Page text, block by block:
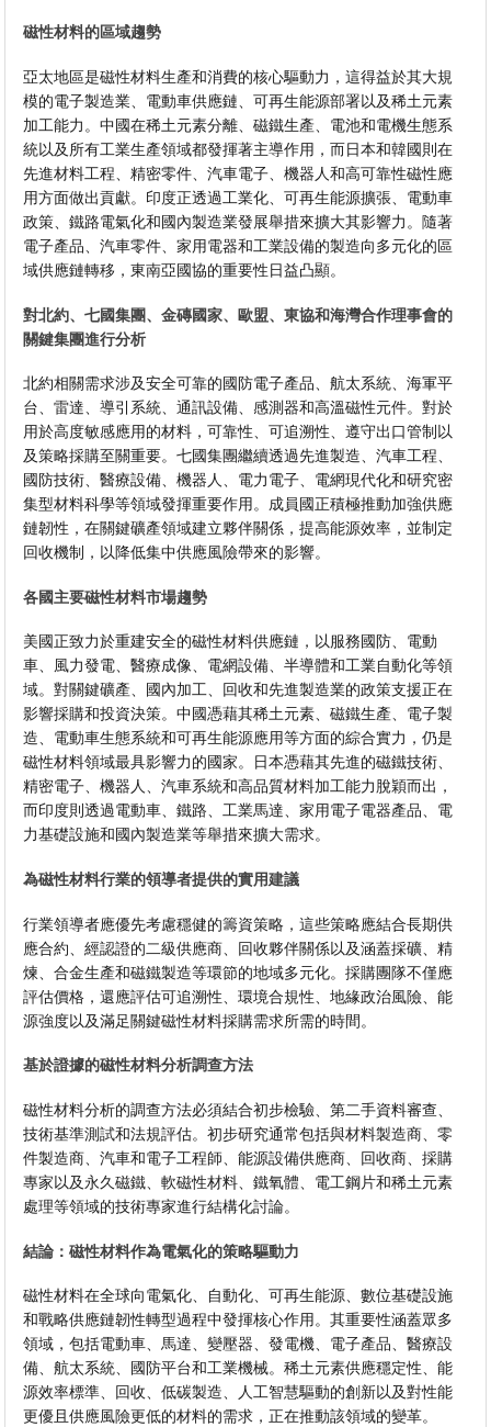
磁性材料的區域趨勢
亞太地區是磁性材料生產和消費的核心驅動力，這得益於其大規
模的電子製造業、電動車供應鏈、可再生能源部署以及稀土元素
加工能力。中國在稀土元素分離、磁鐵生產、電池和電機生態系
統以及所有工業生產領域都發揮著主導作用，而日本和韓國則在
先進材料工程、精密零件、汽車電子、機器人和高可靠性磁性應
用方面做出貢獻。印度正透過工業化、可再生能源擴張、電動車
政策、鐵路電氣化和國內製造業發展舉措來擴大其影響力。隨著
電子產品、汽車零件、家用電器和工業設備的製造向多元化的區
域供應鏈轉移，東南亞國協的重要性日益凸顯。
對北約、七國集團、金磚國家、歐盟、東協和海灣合作理事會的
關鍵集團進行分析
北約相關需求涉及安全可靠的國防電子產品、航太系統、海軍平
台、雷達、導引系統、通訊設備、感測器和高溫磁性元件。對於
用於高度敏感應用的材料，可靠性、可追溯性、遵守出口管制以
及策略採購至關重要。七國集團繼續透過先進製造、汽車工程、
國防技術、醫療設備、機器人、電力電子、電網現代化和研究密
集型材料科學等領域發揮重要作用。成員國正積極推動加強供應
鏈韌性，在關鍵礦產領域建立夥伴關係，提高能源效率，並制定
回收機制，以降低集中供應風險帶來的影響。
各國主要磁性材料市場趨勢
美國正致力於重建安全的磁性材料供應鏈，以服務國防、電動
車、風力發電、醫療成像、電網設備、半導體和工業自動化等領
域。對關鍵礦產、國內加工、回收和先進製造業的政策支援正在
影響採購和投資決策。中國憑藉其稀土元素、磁鐵生產、電子製
造、電動車生態系統和可再生能源應用等方面的綜合實力，仍是
磁性材料領域最具影響力的國家。日本憑藉其先進的磁鐵技術、
精密電子、機器人、汽車系統和高品質材料加工能力脫穎而出，
而印度則透過電動車、鐵路、工業馬達、家用電子電器產品、電
力基礎設施和國內製造業等舉措來擴大需求。
為磁性材料行業的領導者提供的實用建議
行業領導者應優先考慮穩健的籌資策略，這些策略應結合長期供
應合約、經認證的二級供應商、回收夥伴關係以及涵蓋採礦、精
煉、合金生產和磁鐵製造等環節的地域多元化。採購團隊不僅應
評估價格，還應評估可追溯性、環境合規性、地緣政治風險、能
源強度以及滿足關鍵磁性材料採購需求所需的時間。
基於證據的磁性材料分析調查方法
磁性材料分析的調查方法必須結合初步檢驗、第二手資料審查、
技術基準測試和法規評估。初步研究通常包括與材料製造商、零
件製造商、汽車和電子工程師、能源設備供應商、回收商、採購
專家以及永久磁鐵、軟磁性材料、鐵氧體、電工鋼片和稀土元素
處理等領域的技術專家進行結構化討論。
結論：磁性材料作為電氣化的策略驅動力
磁性材料在全球向電氣化、自動化、可再生能源、數位基礎設施
和戰略供應鏈韌性轉型過程中發揮核心作用。其重要性涵蓋眾多
領域，包括電動車、馬達、變壓器、發電機、電子產品、醫療設
備、航太系統、國防平台和工業機械。稀土元素供應穩定性、能
源效率標準、回收、低碳製造、人工智慧驅動的創新以及對性能
更優且供應風險更低的材料的需求，正在推動該領域的變革。